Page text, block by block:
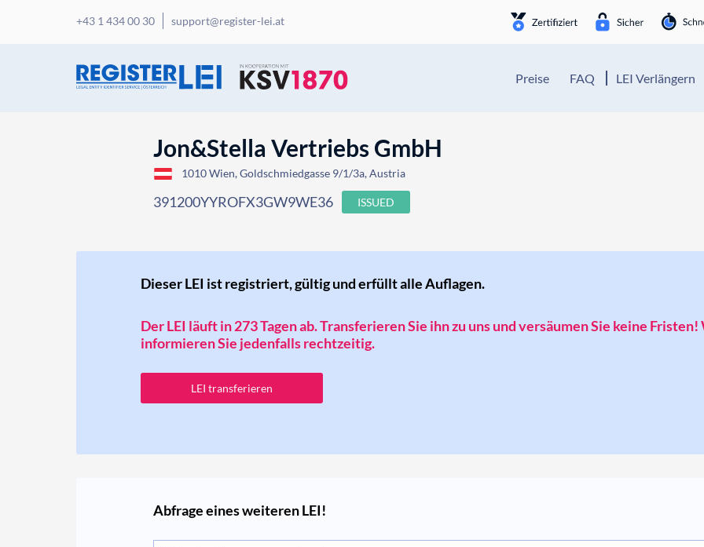
+43 1 434 00 30 support@register-lei.at
Preise FAQ LEI Verlängern
Jon&Stella Vertriebs GmbH
1010 Wien, Goldschmiedgasse 9/1/3a, Austria
391200YYROFX3GW9WE36 ISSUED
Dieser LEI ist registriert, gültig und erfüllt alle Auflagen.
Der LEI läuft in 273 Tagen ab. Transferieren Sie ihn zu uns und versäumen Sie keine
informieren Sie jedenfalls rechtzeitig.
LEI transferieren
Abfrage eines weiteren LEI!